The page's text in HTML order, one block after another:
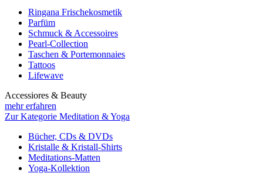
Ringana Frischekosmetik
Parfüm
Schmuck & Accessoires
Pearl-Collection
Taschen & Portemonnaies
Tattoos
Lifewave
Accessiores & Beauty
mehr erfahren
Zur Kategorie Meditation & Yoga
Bücher, CDs & DVDs
Kristalle & Kristall-Shirts
Meditations-Matten
Yoga-Kollektion